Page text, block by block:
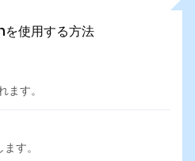
使用する方法
ます。
す。